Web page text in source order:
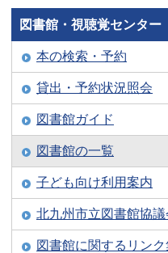
図書館・視聴覚センター
本の検索・予約
貸出・予約状況照会
図書館ガイド
図書館の一覧
子ども向け利用案内
北九州市立図書館協議
図書館に関するリンク